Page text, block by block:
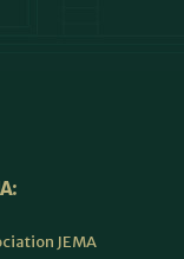
JEMA